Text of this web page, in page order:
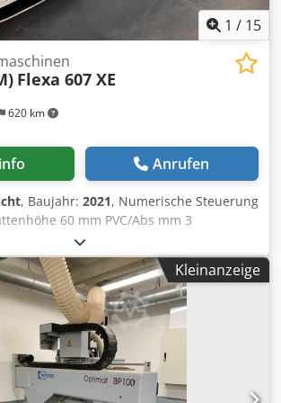
1 / 15
620 km
Flexa 607 XE
Anrufen
, Baujahr: 2021, Numerische Steuerung
60 mm PVC/Abs mm 3
bis zu 22 m/min Elektronisch
von C.N. Motorisiertes
Druck Einführungssystem für
mit elektronischer
Seitenrollenbahn mit Leerlaufrädern
Antihaftgruppe
mit zwei elektronisch verstellbaren
Rollenhalterplatte für empfindliche
mit 2 Positionen Klebeeinheit für
Kleinanzeige